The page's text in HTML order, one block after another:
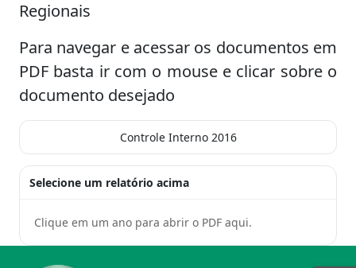
Regionais
Para navegar e acessar os documentos em
PDF basta ir com o mouse e clicar sobre o
documento desejado
Controle Interno 2016
Selecione um relatório acima
Clique em um ano para abrir o PDF aqui.